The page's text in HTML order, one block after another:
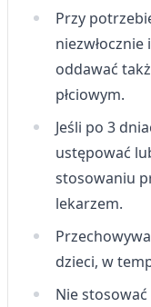
Przy
oddawać
płciowym.
Jeśli po 3
ustępować
stosowaniu
lekarzem.
dzieci, w
Nie
Tworzenie profili
Wykorzystanie
Tworzenie profili
Wykorzystywanie
Pomiar
Rozumienie